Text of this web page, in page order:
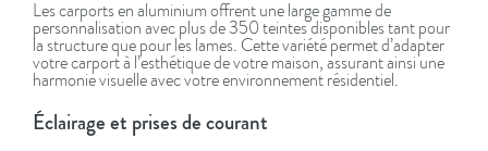
Les carports en aluminium offrent une large gamme de
personnalisation avec plus de 350 teintes disponibles tant pour
la structure que pour les lames. Cette variété permet d’adapter
votre carport à l’esthétique de votre maison, assurant ainsi une
harmonie visuelle avec votre environnement résidentiel.
Éclairage et prises de courant